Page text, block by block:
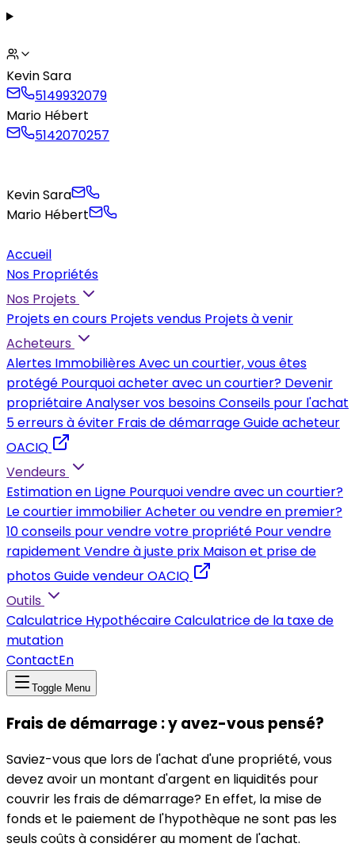
Kevin Sara
5149932079
Mario Hébert
5142070257
Kevin Sara
Mario Hébert
Accueil
Nos Propriétés
Nos Projets
Projets en cours Projets vendus Projets à venir
Acheteurs
Alertes ImmobilièresAvec un courtier, vous êtes
protégé Pourquoi acheter avec un courtier? Devenir
propriétaireAnalyser vos besoinsConseils pour l'achat
5 erreurs à éviter Frais de démarrageGuide acheteur
OACIQ
Vendeurs
Estimation en Ligne Pourquoi vendre avec un courtier?
Le courtier immobilierAcheter ou vendre en premier?
10 conseils pour vendre votre propriété Pour vendre
rapidement Vendre à juste prix Maison et prise de
photosGuide vendeur OACIQ
Outils
Calculatrice HypothécaireCalculatrice de la taxe de
mutation
ContactEn
Toggle Menu
Frais de démarrage : y avez-vous pensé?
Saviez-vous que lors de l'achat d'une propriété, vous
devez avoir un montant d'argent en liquidités pour
couvrir les frais de démarrage? En effet, la mise de
fonds et le paiement de l'hypothèque ne sont pas les
seuls coûts à considérer au moment de l'achat.